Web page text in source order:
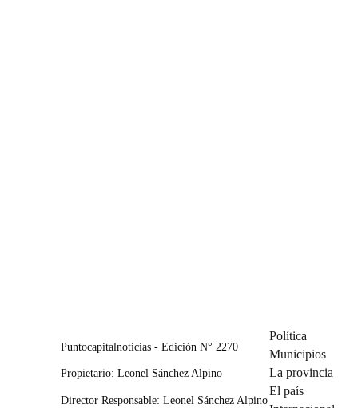
Puntocapitalnoticias - Edición N° 2270
Propietario: Leonel Sánchez Alpino
Director Responsable: Leonel Sánchez Alpino
Política
Municipios
La provincia
El país